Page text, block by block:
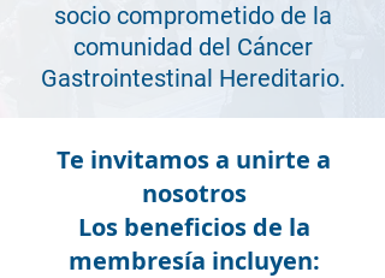
socio comprometido de la
comunidad del Cáncer
Gastrointestinal Hereditario.
Te invitamos a unirte a
nosotros
Los beneficios de la
membresía incluyen: